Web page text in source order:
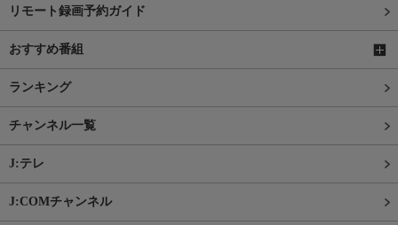
リモート録画予約ガイド
おすすめ番組
ランキング
チャンネル一覧
J:テレ
J:COMチャンネル